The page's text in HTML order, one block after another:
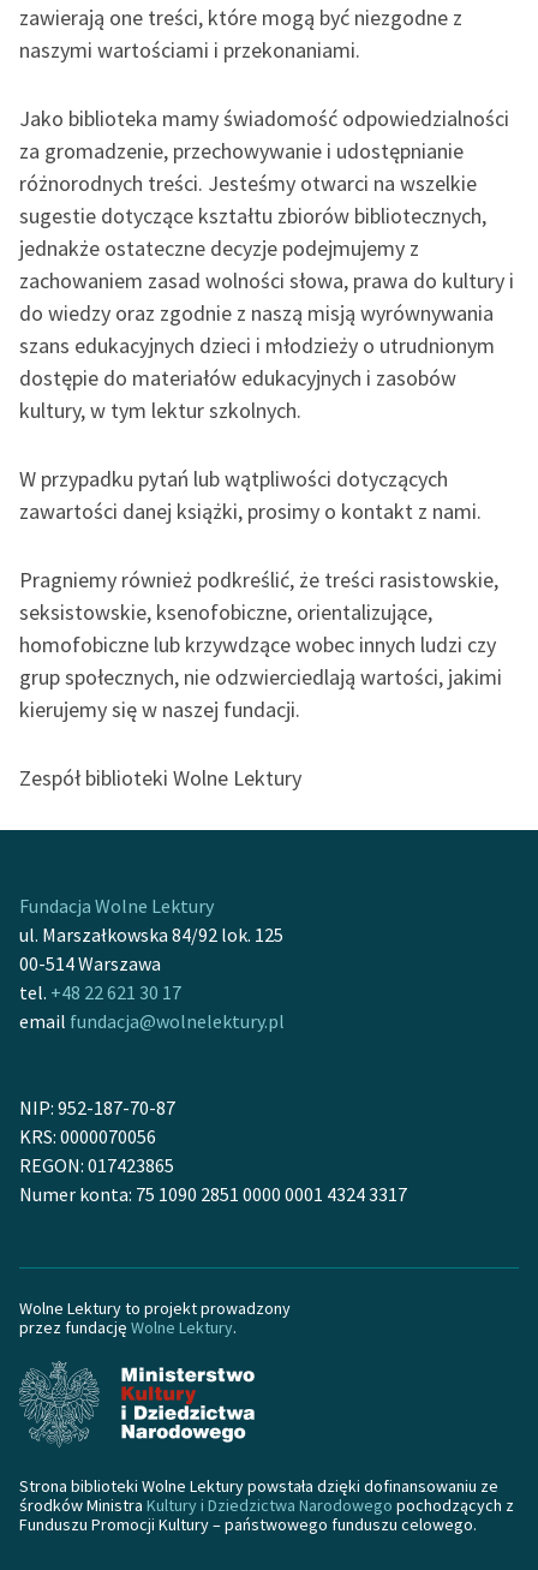
Ręce pełne poezji
do domeny publicznej,
lektur szkolnych oraz
Starego Testamentu
Odkurzamy bohaterów
Szkoła Poezji Wolnych
Lektur
O nas
Kontakt
O projekcie
Zespół
Zasady wykorzystania
Wolnych Lektur
Logotypy
Materiały promocyjne
Polityka prywatności
sprawozdania finansowe
Regulamin darowizn
Informacja o treściach
wrażliwych
zawierają one treści, które mogą być niezgodne z
naszymi wartościami i przekonaniami.
Jako biblioteka mamy świadomość odpowiedzialności
za gromadzenie, przechowywanie i udostępnianie
różnorodnych treści. Jesteśmy otwarci na wszelkie
sugestie dotyczące kształtu zbiorów bibliotecznych,
jednakże ostateczne decyzje podejmujemy z
zachowaniem zasad wolności słowa, prawa do kultury i
do wiedzy oraz zgodnie z naszą misją wyrównywania
szans edukacyjnych dzieci i młodzieży o utrudnionym
dostępie do materiałów edukacyjnych i zasobów
kultury, w tym lektur szkolnych.
W przypadku pytań lub wątpliwości dotyczących
zawartości danej książki, prosimy o kontakt z nami.
Pragniemy również podkreślić, że treści rasistowskie,
seksistowskie, ksenofobiczne, orientalizujące,
homofobiczne lub krzywdzące wobec innych ludzi czy
grup społecznych, nie odzwierciedlają wartości, jakimi
kierujemy się w naszej fundacji.
Zespół biblioteki Wolne Lektury
Fundacja Wolne Lektury
ul. Marszałkowska 84/92 lok. 125
00-514 Warszawa
tel. +48 22 621 30 17
email fundacja@wolnelektury.pl
NIP: 952-187-70-87
KRS: 0000070056
REGON: 017423865
Numer konta: 75 1090 2851 0000 0001 4324 3317
Wolne Lektury to projekt prowadzony
przez fundację Wolne Lektury.
Strona biblioteki Wolne Lektury powstała dzięki dofinansowaniu ze
środków Ministra Kultury i Dziedzictwa Narodowego pochodzących z
Funduszu Promocji Kultury – państwowego funduszu celowego.